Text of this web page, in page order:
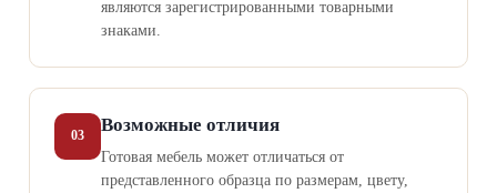
являются зарегистрированными товарными
знаками.
03
Возможные отличия
Готовая мебель может отличаться от
представленного образца по размерам, цвету,